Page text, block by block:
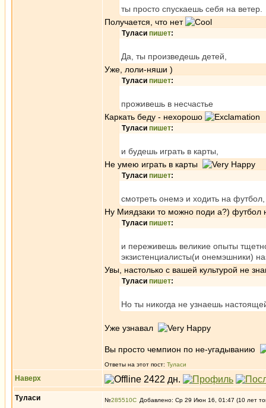
ты просто спускаешь себя на ветер.
Получается, что нет
Туласи пишет:
Да, ты произведешь детей,
Уже, лоли-няши )
Туласи пишет:
проживешь в несчастье
Каркать беду - нехорошо
Туласи пишет:
и будешь играть в карты,
Не умею играть в карты
Туласи пишет:
смотреть онемэ и ходить на футбол,
Ну Миядзаки то можно поди а?)
Туласи пишет:
и переживешь великие опыты
экзистенциалисты(и онемэшники)
Увы, настолько с вашей культурой не
Туласи пишет:
Но ты никогда не узнаешь
Уже узнавал
Вы просто чемпион по не-угадыванию
Ответы на этот пост: Туласи
Наверх
Туласи №285510 Добавлено: Ср 29 Июн 16, 01:47 (10 лет